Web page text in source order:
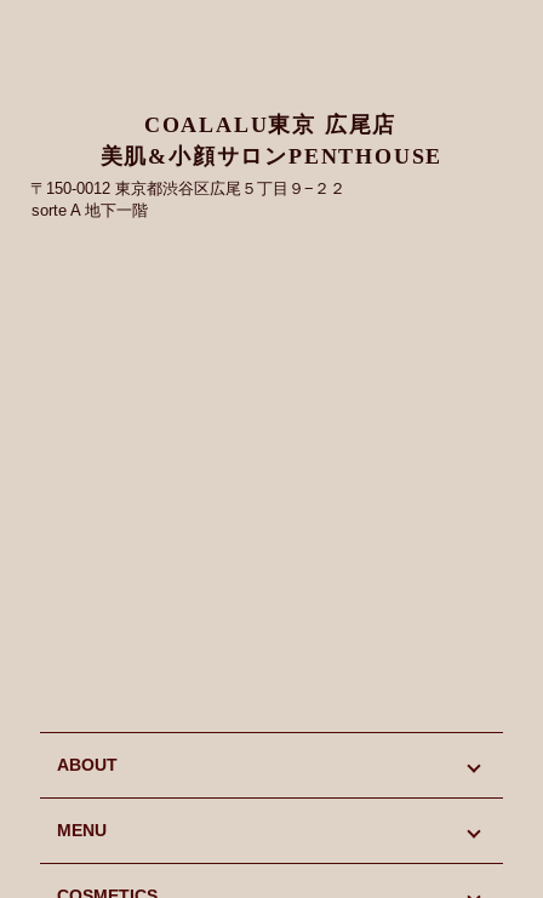
COALALU東京 広尾店
美肌&小顔サロンPENTHOUSE
〒150-0012 東京都渋谷区広尾５丁目９−２２
sorte A 地下一階
ABOUT
初めての方へ
MENU